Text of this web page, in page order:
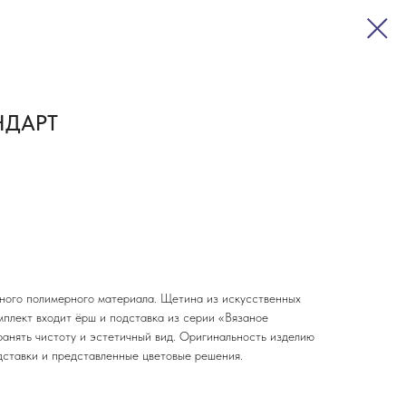
полимерного материала. Щетина из искусственных
входит ёрш и подставка из серии «Вязаное
чистоту и эстетичный вид. Оригинальность изделию
и представленные цветовые решения.